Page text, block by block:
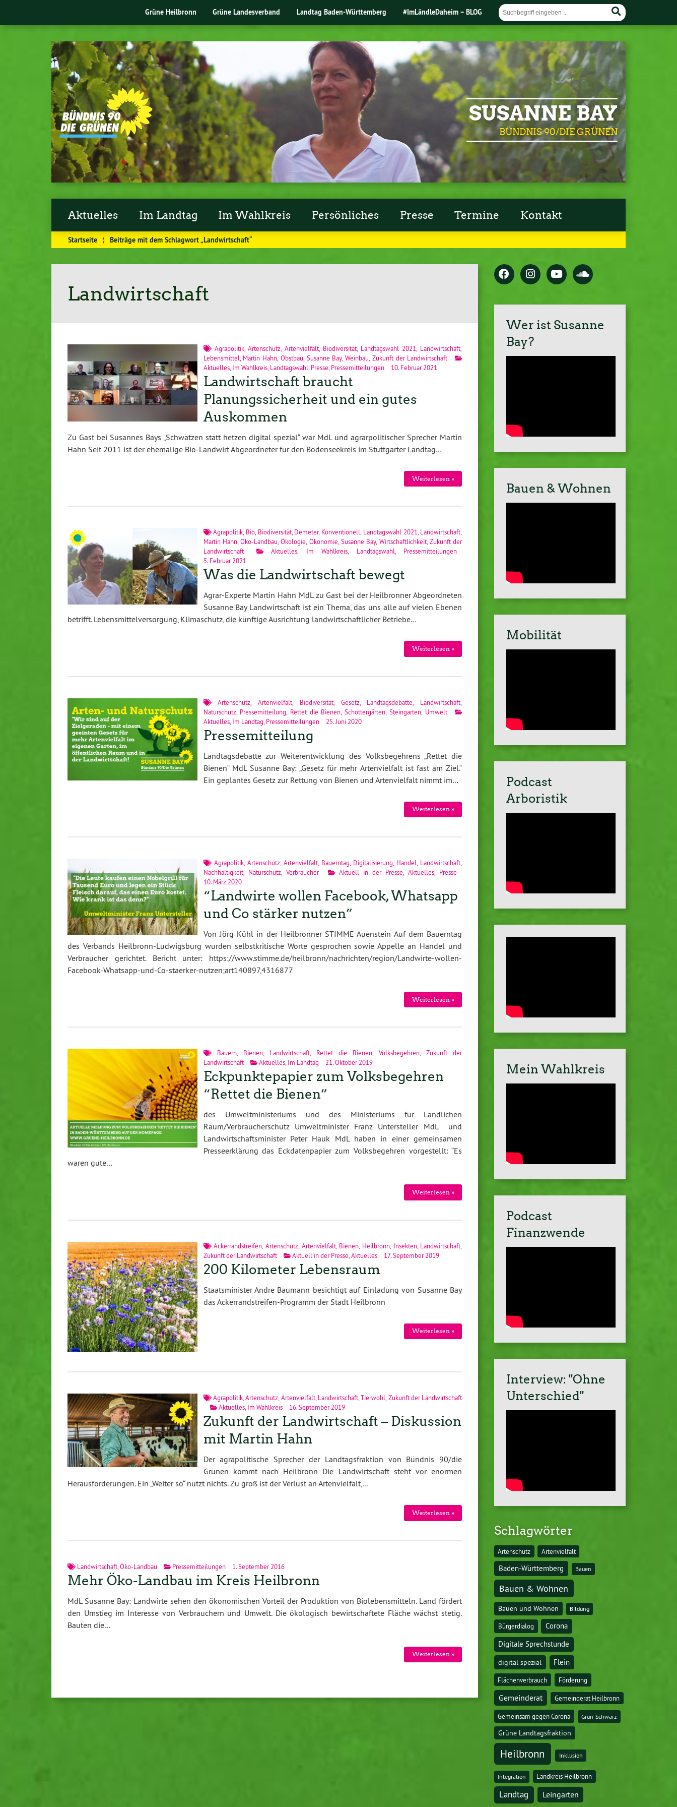
Grüne Heilbronn Grüne Landesverband Landtag Baden-Württemberg #ImLändleDaheim – BLOG
SUSANNE BAY
BÜNDNIS 90/DIE GRÜNEN
Aktuelles Im Landtag Im Wahlkreis Persönliches Presse Termine Kontakt
Startseite ⟩ Beiträge mit dem Schlagwort „Landwirtschaft“
Landwirtschaft
Agrapolitik,Artenschutz ,Artenvielfalt Biodiversität Landtagswahl 2021 Landwirtschaft
Lebensmittel Martin Hahn Obstbau Susanne Bay,Weinbau Zukunft der Landwirtschaft
Aktuelles, Im Wahlkreis, Landtagswahl Presse Pressemitteilungen 10. Februar 2021
Landwirtschaft braucht
Planungssicherheit und ein gutes
Auskommen
Zu Gast bei Susannes Bays „Schwätzen statt hetzen digital spezial“ war MdL und agrarpolitischer Sprecher Martin
Hahn Seit 2011 ist der ehemalige Bio-Landwirt Abgeordneter für den Bodenseekreis im Stuttgarter Landtag…
Weiterlesen »
Agrapolitik, Bio, Biodiversität,Demeter, Konventionell, Landtagswahl 2021,Landwirtschaft,
Martin Hahn,Öko-Landbau,Ökologie, Ökonomie,Susanne Bay, Wirtschaftlichkeit,Zukunft der
Landwirtschaft
Aktuelles, Im Wahlkreis, Landtagswahl, Pressemitteilungen
5. Februar 2021
Was die Landwirtschaft bewegt
Agrar-Experte Martin Hahn MdL zu Gast bei der Heilbronner Abgeordneten
Susanne Bay Landwirtschaft ist ein Thema, das uns alle auf vielen Ebenen
betrifft. Lebensmittelversorgung, Klimaschutz, die künftige Ausrichtung landwirtschaftlicher Betriebe…
Weiterlesen »
Artenschutz ,Artenvielfalt Biodiversität, Gesetz, Landtagsdebatte Landwirtschaft
Naturschutz, Pressemitteilung Rettet die Bienen ,Schottergärten Steingarten, Umwelt
Aktuelles, Im Landtag Pressemitteilungen 25. Juni 2020
Pressemitteilung
Landtagsdebatte zur Weiterentwicklung des Volksbegehrens „Rettet die
Bienen“ MdL Susanne Bay: „Gesetz für mehr Artenvielfalt ist fast am Ziel.“
Ein geplantes Gesetz zur Rettung von Bienen und Artenvielfalt nimmt im…
Weiterlesen »
Agrapolitik, Artenschutz, Artenvielfalt, Bauerntag Digitalisierung Handel Landwirtschaft
Nachhaltigkeit, Naturschutz, Verbraucher Aktuell in der Presse ,Aktuelles
Presse
10. März 2020
“Landwirte wollen Facebook, Whatsapp
und Co stärker nutzen”
Von Jörg Kühl in der Heilbronner STIMME Auenstein Auf dem Bauerntag
des Verbands Heilbronn-Ludwigsburg wurden selbstkritische Worte gesprochen sowie Appelle an Handel und
Verbraucher gerichtet. Bericht unter: https://www.stimme.de/heilbronn/nachrichten/region/Landwirte-wollen-
Facebook-Whatsapp-und-Co-staerker-nutzen;art140897,4316877
Weiterlesen »
Bauern, Bienen, Landwirtschaft, Rettet die Bienen,Volksbegehren,Zukunft der
Landwirtschaft
Aktuelles,Im Landtag 21. Oktober 2019
Eckpunktepapier zum Volksbegehren
“Rettet die Bienen”
des Umweltministeriums und des Ministeriums für Ländlichen
Raum/Verbraucherschutz Umweltminister Franz Untersteller MdL und
Landwirtschaftsminister Peter Hauk MdL haben in einer gemeinsamen
Presseerklärung das Eckdatenpapier zum Volksbegehren vorgestellt: “Es
waren gute…
Weiterlesen »
Ackerrandstreifen Artenschutz, Artenvielfalt, Bienen Heilbronn, Insekten, Landwirtschaft
Zukunft der Landwirtschaft
Aktuell in der Presse Aktuelles 17. September 2019
200 Kilometer Lebensraum
Staatsminister Andre Baumann besichtigt auf Einladung von Susanne Bay
das Ackerrandstreifen-Programm der Stadt Heilbronn
Weiterlesen »
Agrapolitik,Artenschutz Artenvielfalt, Landwirtschaft,Tierwohl Zukunft der Landwirtschaft
Aktuelles, Im Wahlkreis 16. September 2019
Zukunft der Landwirtschaft – Diskussion
mit Martin Hahn
Der agrapolitische Sprecher der Landtagsfraktion von Bündnis 90/die
Grünen kommt nach Heilbronn Die Landwirtschaft steht vor enormen
Herausforderungen. Ein „Weiter so“ nützt nichts. Zu groß ist der Verlust an Artenvielfalt,…
Weiterlesen »
Landwirtschaft Öko-Landbau Pressemitteilungen 1. September 2016
Mehr Öko-Landbau im Kreis Heilbronn
MdL Susanne Bay: Landwirte sehen den ökonomischen Vorteil der Produktion von Biolebensmitteln. Land fördert
den Umstieg im Interesse von Verbrauchern und Umwelt. Die ökologisch bewirtschaftete Fläche wächst stetig.
Bauten die…
Weiterlesen »
Wer ist Susanne
Bay?
Bauen & Wohnen
Mobilität
Podcast
Arboristik
Mein Wahlkreis
Podcast
Finanzwende
Interview: "Ohne
Unterschied"
Schlagwörter
Artenschutz Artenvielfalt
Baden-Württemberg Bauen
Bauen & Wohnen
Bauen und Wohnen Bildung
Bürgerdialog Corona
Digitale Sprechstunde
digital spezial
Flein
Flächenverbrauch Förderung
Gemeinderat Gemeinderat Heilbronn
Gemeinsam gegen Corona Grün-Schwarz
Grüne Landtagsfraktion
Heilbronn Inklusion
Integration Landkreis Heilbronn
Landtag Leingarten